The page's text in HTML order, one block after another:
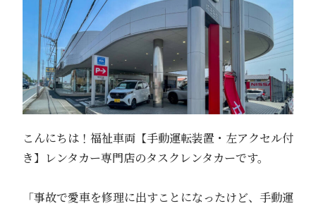
こんにちは！福祉車両【手動運転装置・左アクセル付
き】レンタカー専門店のタスクレンタカーです。
「事故で愛車を修理に出すことになったけど、手動運